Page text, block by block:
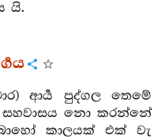
යි.
ආර්‍ය පුද්ගල තෙමේ
සහවාසය නො කරන්නේ
කාලයක් එක් වැ